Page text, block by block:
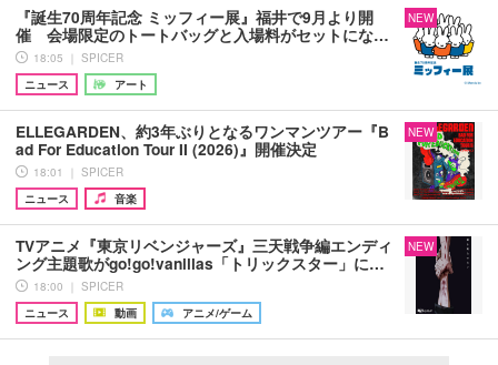
『誕生70周年記念 ミッフィー展』福井で9月より開
催 会場限定のトートバッグと入場料がセットにな…
18:05 ｜ SPICER
ニュース
アート
NEW
ELLEGARDEN、約3年ぶりとなるワンマンツアー『B
ad For Education Tour II (2026)』開催決定
18:01 ｜ SPICER
ニュース
音楽
NEW
TVアニメ『東京リベンジャーズ』三天戦争編エンディ
ング主題歌がgo!go!vanillas「トリックスター」に…
18:00 ｜ SPICER
ニュース
動画 アニメ/ゲーム
NEW